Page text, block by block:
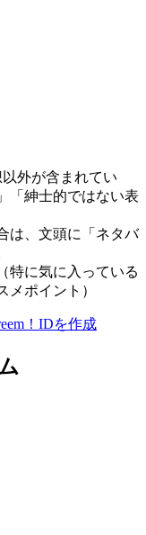
外が含まれてい
「紳士的ではない表
は、文頭に「ネタバ
特に気に入っている
メポイント）
！IDを作成